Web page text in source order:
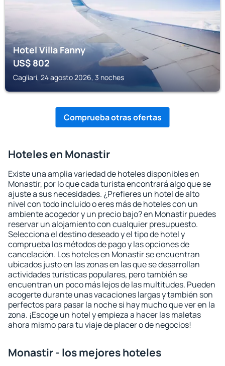
Hotel Villa Fanny
US$802
Cagliari, 24 agosto 2026, 3 noches
Comprueba otras ofertas
Hoteles en Monastir
Existe una amplia variedad de hoteles disponibles en
Monastir, por lo que cada turista encontrará algo que se
ajuste a sus necesidades. ¿Prefieres un hotel de alto
nivel con todo incluido o eres más de hoteles con un
ambiente acogedor y un precio bajo? en Monastir puedes
reservar un alojamiento con cualquier presupuesto.
Selecciona el destino deseado y el tipo de hotel y
comprueba los métodos de pago y las opciones de
cancelación. Los hoteles en Monastir se encuentran
ubicados justo en las zonas en las que se desarrollan
actividades turísticas populares, pero también se
encuentran un poco más lejos de las multitudes. Pueden
acogerte durante unas vacaciones largas y también son
perfectos para pasar la noche si hay mucho que ver en la
zona. ¡Escoge un hotel y empieza a hacer las maletas
ahora mismo para tu viaje de placer o de negocios!
Monastir - los mejores hoteles